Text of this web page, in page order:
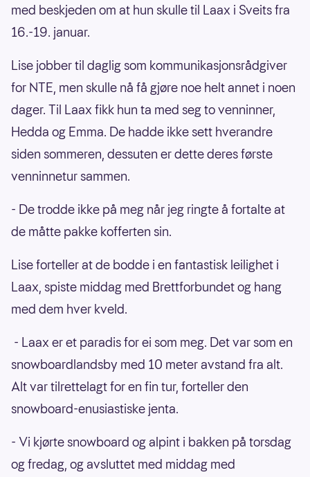
med beskjeden om at hun skulle til Laax i Sveits fra
16.-19. januar.
Lise jobber til daglig som kommunikasjonsrådgiver
for NTE, men skulle nå få gjøre noe helt annet i noen
dager. Til Laax fikk hun ta med seg to venninner,
Hedda og Emma. De hadde ikke sett hverandre
siden sommeren, dessuten er dette deres første
venninnetur sammen.
- De trodde ikke på meg når jeg ringte å fortalte at
de måtte pakke kofferten sin.
Lise forteller at de bodde i en fantastisk leilighet i
Laax, spiste middag med Brettforbundet og hang
med dem hver kveld.
- Laax er et paradis for ei som meg. Det var som en
snowboardlandsby med 10 meter avstand fra alt.
Alt var tilrettelagt for en fin tur, forteller den
snowboard-enusiastiske jenta.
- Vi kjørte snowboard og alpint i bakken på torsdag
og fredag, og avsluttet med middag med